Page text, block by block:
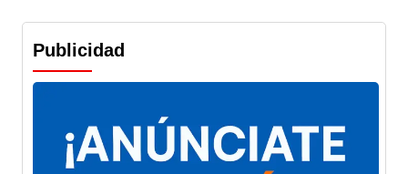
Publicidad